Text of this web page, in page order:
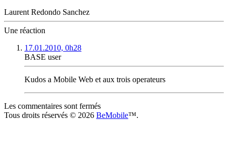
Laurent Redondo Sanchez
Une réaction
17.01.2010, 0h28
BASE user
Kudos a Mobile Web et aux trois operateurs
Les commentaires sont fermés
Tous droits réservés © 2026 BeMobile™.